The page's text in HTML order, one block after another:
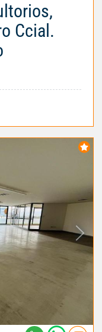
Ccial.